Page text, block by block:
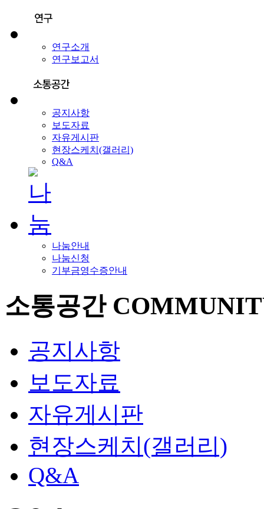
연구소개
연구보고서
공지사항
보도자료
자유게시판
현장스케치(갤러리)
Q&A
나눔안내
나눔신청
기부금영수증안내
소통공간
공지사항
보도자료
자유게시판
현장스케치(갤러리)
Q&A